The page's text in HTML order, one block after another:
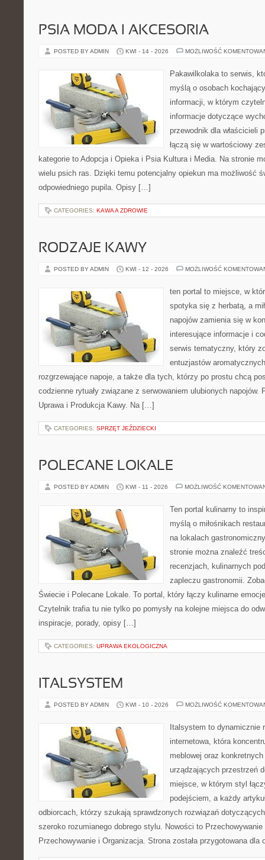
PSIA MODA I AKCESORIA
POSTED BY ADMIN KWI - 14 - 2026 MOŻLIWOŚĆ
Pakawilkolaka to serwis,
myślą o osobach
informacji, w którym
informacje dotyczące
przewodnik dla właścicieli
łączą się w wartościowy
kategorie to Adopcja i Opieka i Psia Kultura i Media. Na stronie
wielu psich ras. Dzięki temu potencjalny opiekun ma możliwość
odpowiedniego pupila. Opisy […]
CATEGORIES: KAWA A ZDROWIE
RODZAJE KAWY
POSTED BY ADMIN KWI - 12 - 2026 MOŻLIWOŚĆ
ten portal to miejsce, w
spotyka się z herbatą, a
napojów zamienia się w
interesujące informacje i
serwis tematyczny, który
entuzjastów
rozgrzewające napoje, a także dla tych, którzy po prostu chcą
codzienne rytuały związane z serwowaniem ulubionych napojów.
Uprawa i Produkcja Kawy. Na […]
CATEGORIES: SPRZĘT JEŹDZIECKI
POLECANE LOKALE
POSTED BY ADMIN KWI - 11 - 2026 MOŻLIWOŚĆ
Ten portal kulinarny to
myślą o miłośnikach
na lokalach
stronie można znaleźć
recenzjach, kulinarnych
zapleczu gastronomii.
Świecie i Polecane Lokale. To portal, który łączy kulinarne
Czytelnik trafia tu nie tylko po pomysły na kolejne miejsca do
inspiracje, porady, opisy […]
CATEGORIES: UPRAWA EKOLOGICZNA
ITALSYSTEM
POSTED BY ADMIN KWI - 10 - 2026 MOŻLIWOŚĆ
Italsystem to dynamicznie
internetowa, która
meblowej oraz
urządzających przestrzeń
miejsce, w którym styl
podejściem, a każdy
odbiorcach, którzy szukają sprawdzonych rozwiązań
szeroko rozumianego dobrego stylu. Nowości to
Przechowywanie i Organizacja. Strona została przygotowana